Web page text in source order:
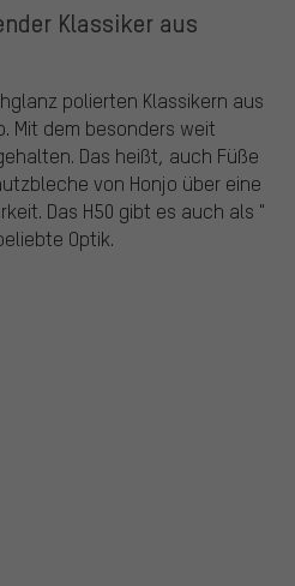
Klassiker aus
polierten Klassikern aus
Mit dem besonders weit
Das heißt, auch Füße
von Honjo über eine
Das H50 gibt es auch als "
Optik.